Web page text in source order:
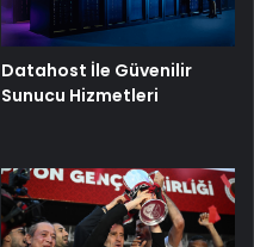
Datahost İle Güvenilir
Sunucu Hizmetleri